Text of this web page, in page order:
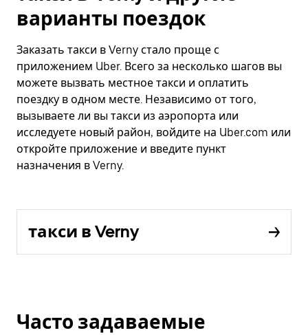
варианты поездок
Заказать такси в Verny стало проще с
приложением Uber. Всего за несколько шагов вы
можете вызвать местное такси и оплатить
поездку в одном месте. Независимо от того,
вызываете ли вы такси из аэропорта или
исследуете новый район, войдите на Uber.com или
откройте приложение и введите пункт
назначения в Verny.
такси в Verny
Часто задаваемые